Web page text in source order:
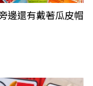
邊還有戴著瓜皮帽